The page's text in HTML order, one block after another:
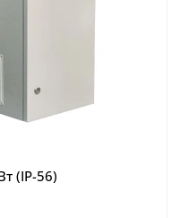
(IP-56)